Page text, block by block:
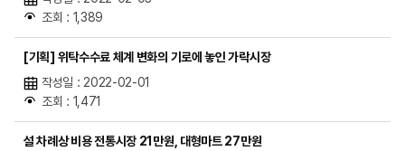
조회 : 1,389
[기획] 위탁수수료 체계 변화의 기로에 놓인 가락시장
작성일 : 2022-02-01
조회 : 1,471
설 차례상 비용 전통시장 21만원, 대형마트 27만원